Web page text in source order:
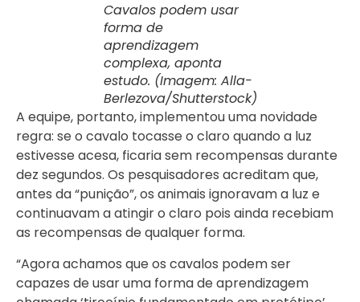
Cavalos podem usar
forma de
aprendizagem
complexa, aponta
estudo. (Imagem: Alla-
Berlezova/Shutterstock)
A equipe, portanto, implementou uma novidade
regra: se o cavalo tocasse o claro quando a luz
estivesse acesa, ficaria sem recompensas durante
dez segundos. Os pesquisadores acreditam que,
antes da “punição”, os animais ignoravam a luz e
continuavam a atingir o claro pois ainda recebiam
as recompensas de qualquer forma.
“Agora achamos que os cavalos podem ser
capazes de usar uma forma de aprendizagem